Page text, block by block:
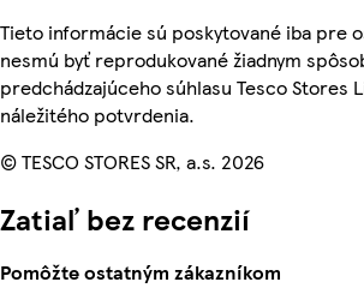
Tieto informácie sú poskytované iba pre
nesmú byť reprodukované žiadnym
predchádzajúceho súhlasu Tesco Stores
náležitého potvrdenia.
© TESCO STORES SR, a.s. 2026
Zatiaľ bez recenzií
Pomôžte ostatným zákazníkom